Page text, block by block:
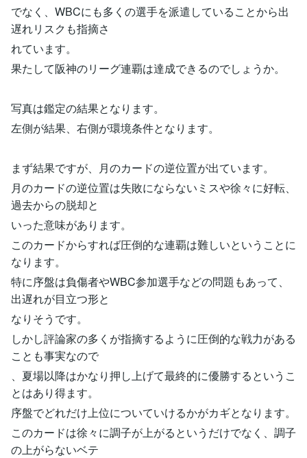
でなく、WBCにも多くの選手を派遣していることから出
遅れリスクも指摘さ
れています。
果たして阪神のリーグ連覇は達成できるのでしょうか。
写真は鑑定の結果となります。
左側が結果、右側が環境条件となります。
まず結果ですが、月のカードの逆位置が出ています。
月のカードの逆位置は失敗にならないミスや徐々に好転、
過去からの脱却と
いった意味があります。
このカードからすれば圧倒的な連覇は難しいということに
なります。
特に序盤は負傷者やWBC参加選手などの問題もあって、
出遅れが目立つ形と
なりそうです。
しかし評論家の多くが指摘するように圧倒的な戦力がある
ことも事実なので
、夏場以降はかなり押し上げて最終的に優勝するというこ
とはあり得ます。
序盤でどれだけ上位についていけるかがカギとなります。
このカードは徐々に調子が上がるというだけでなく、調子
の上がらないベテ